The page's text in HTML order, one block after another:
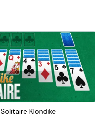
Solitaire Klondike